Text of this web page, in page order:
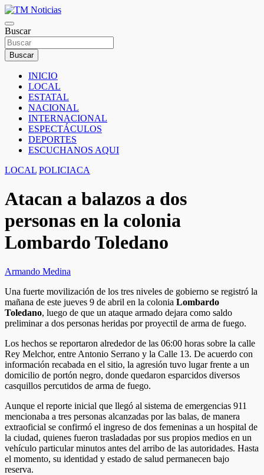
Saltar
al
contenido
TM Noticias
TM Noticias
Buscar
Buscar
INICIO
LOCAL
ESTATAL
NACIONAL
INTERNACIONAL
ESPECTÁCULOS
DEPORTES
ESCUCHANOS AQUI
LOCAL POLICIACA
Atacan a balazos a dos
personas en la colonia
Lombardo Toledano
Armando Medina
Una fuerte movilización de los tres niveles de gobierno se registró la
mañana de este jueves 9 de abril en la colonia Lombardo
Toledano, luego de que un ataque armado dejara como saldo
preliminar a dos personas heridas por proyectil de arma de fuego.
​Los hechos se reportaron alrededor de las 06:00 horas sobre la calle
Rey Melchor, entre Antonio Serrano y la Calle 13. De acuerdo con
información recabada en el sitio, la agresión tuvo lugar frente a un
domicilio de portón negro, donde quedaron esparcidos diversos
casquillos percutidos de arma de fuego.
​Aunque el reporte inicial que llegó al sistema de emergencias 911
mencionaba a tres personas alcanzadas por las balas, de manera
extraoficial se confirmó el ingreso de dos femeninas a un hospital de
la ciudad, quienes fueron trasladadas por sus propios medios en un
vehículo particular minutos antes del arribo de las autoridades. Hasta
el momento, su identidad y estado de salud permanecen bajo
reserva.